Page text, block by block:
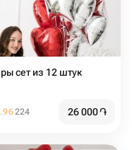
сет из 12 штук
224 26 000֏